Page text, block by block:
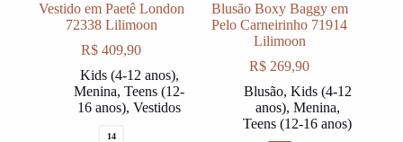
Vestido em Paetê London
72338 Lilimoon
R$ 409,90
Kids (4-12 anos),
Menina,Teens (12-
16 anos),Vestidos
14
Blusão Boxy Baggy em
Pelo Carneirinho 71914
Lilimoon
R$ 269,90
Blusão, Kids (4-12
anos), Menina,
Teens (12-16 anos)